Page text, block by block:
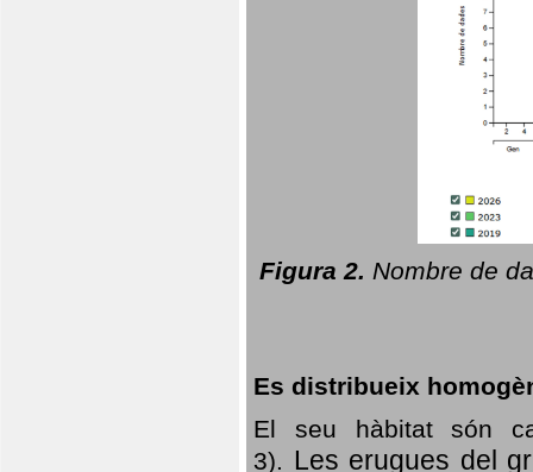
Figura 2. Nombre de
Es distribueix
El seu hàbitat són
3). Les erugues del